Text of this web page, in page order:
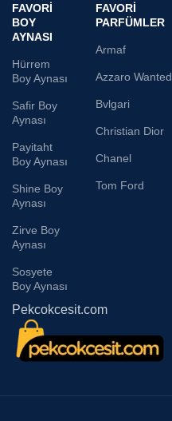
FAVORI
BOY
AYNASI
Hürrem
Boy Aynası
Safir Boy
Aynası
Payitaht
Boy Aynası
Shine Boy
Aynası
Zirve Boy
Aynası
Sosyete
Boy Aynası
FAVORI
PARFÜMLER
Armaf
Azzaro Wanted
Bvlgari
Christian Dior
Chanel
Tom Ford
Pekcokcesit.com